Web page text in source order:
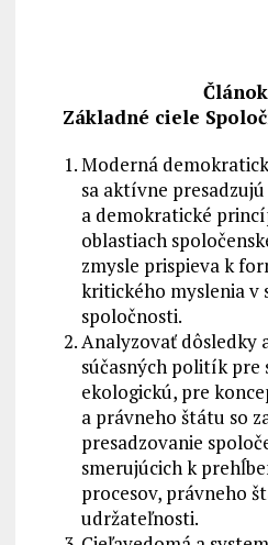
Základné ciele
Moderná
sa aktívne
a demokratické
oblastiach
zmysle prispieva k
kritického myslenia v
spoločnosti.
Analyzovať dôsledky
súčasných politík pre
ekologickú, pre
a právneho štátu so
presadzovanie
smerujúcich k
procesov, právneho
udržateľnosti.